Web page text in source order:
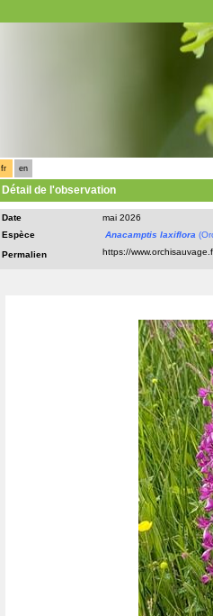
fr en
Détail de l'observation
Date
mai 2026
Espèce
Anacamptis laxiflora
Permalien